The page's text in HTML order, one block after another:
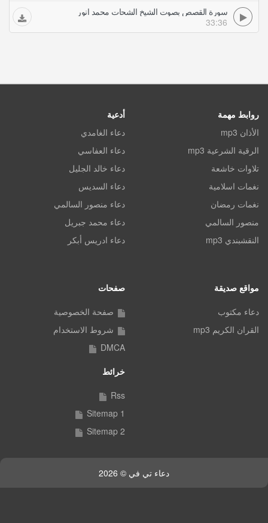
سورة القصص بصوت الشيخ الشحات محمد انور
33:36
روابط مهمة
الأذان mp3
الرقية الشرعية mp3
تلاوات خاشعة
نغمات اسلامية
نغمات رمضان
منصور السالمي
النقشبندي mp3
أدعية
دعاء الغامدي
دعاء العفاسي
دعاء خالد الجليل
دعاء السديس
دعاء منصور السالمي
دعاء محمد جبريل
دعاء ادريس أبكر
مواقع صديقة
دعاء مكتوب
القران الكريم mp3
صفحات
صفحة الخصوصية
شروط الاستخدام
DMCA
خرائط
Rss
Sitemap 1
Sitemap 2
دعاء تي في © 2026